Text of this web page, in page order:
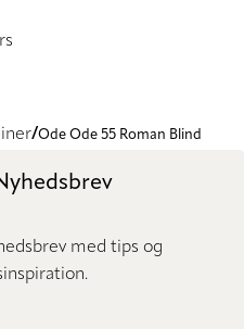
Ode Ode 55 Roman Blind
med tips og